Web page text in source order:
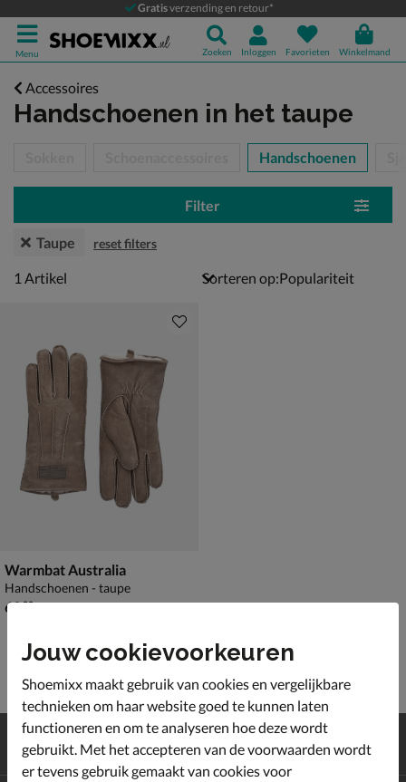
Gratisverzending en retour*
Menu Zoeken Inloggen Favorieten Winkelmand
Accessoires
Handschoenen in het taupe
Handschoenen
Filter
Taupe reset filters
1 artikel
1 Artikel Sorteren op:
Warmbat Australia
Handschoenen - taupe
€ 69,99
69,99
Gratisverzending en retour*
Achterafbetalen
Jouw cookievoorkeuren
Shoemixx maakt gebruik van cookies en vergelijkbare
technieken om haar website goed te kunnen laten
functioneren en om te analyseren hoe deze wordt
gebruikt. Met het accepteren van de voorwaarden wordt
er tevens gebruik gemaakt van cookies voor